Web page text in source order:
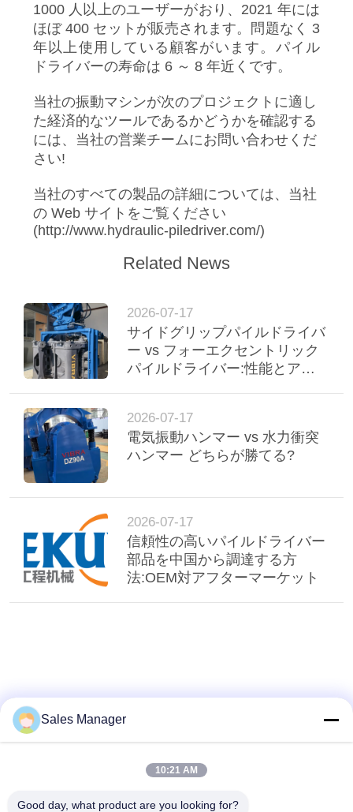
1000 人以上のユーザーがおり、2021 年には
ほぼ 400 セットが販売されます。問題なく 3
年以上使用している顧客がいます。パイル
ドライバーの寿命は 6 ～ 8 年近くです。
当社の振動マシンが次のプロジェクトに適し
た経済的なツールであるかどうかを確認する
には、当社の営業チームにお問い合わせくだ
さい!
当社のすべての製品の詳細については、当社
の Web サイトをご覧ください
(http://www.hydraulic-piledriver.com/)
Related News
2026-07-17
サイドグリップパイルドライバ
ー vs フォーエクセントリック
パイルドライバー:性能とアプ
2026-07-17
電気振動ハンマー vs 水力衝突
ハンマー どちらが勝てる?
2026-07-17
信頼性の高いパイルドライバー
部品を中国から調達する方
法:OEM対アフターマーケット
Sales Manager
10:21 AM
Good day, what product are you looking for?